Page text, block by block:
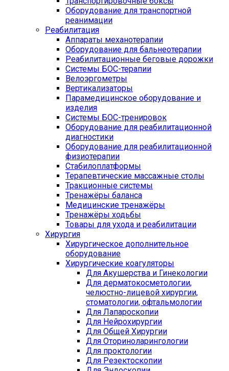
Оборудование для транспортной
реанимации
Реабилитация
Аппараты механотерапии
Оборудование для бальнеотерапии
Реабилитационные беговые дорожки
Системы БОС-терапии
Велоэргометры
Вертикализаторы
Парамедицинское оборудование и
изделия
Системы БОС-тренировок
Оборудование для реабилитационной
диагностики
Оборудование для реабилитационной
физиотерапии
Стабилоплатформы
Терапевтические массажные столы
Тракционные системы
Тренажёры баланса
Медицинские тренажёры
Тренажёры ходьбы
Товары для ухода и реабилитации
Хирургия
Хирургическое дополнительное
оборудование
Хирургические коагуляторы
Для Акушерства и Гинекологии
Для дерматокосметологии,
челюстно-лицевой хирургии,
стоматологии, офтальмологии
Для Лапароскопии
Для Нейрохирургии
Для Общей Хирургии
Для Оториноларингологии
Для проктологии
Для Резектоскопии